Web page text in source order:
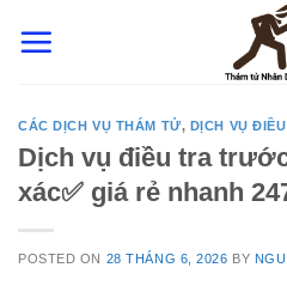
CÁC DỊCH VỤ THÁM TỬ, DỊCH VỤ
Dịch vụ điều tra
xác✅️ giá rẻ nhanh
POSTED ON 28 THÁNG 6, 2026 BY